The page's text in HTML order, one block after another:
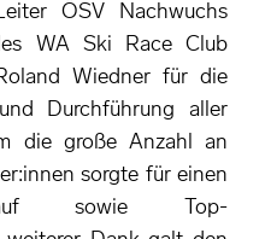
ÖSV Nachwuchs
WA Ski Race Club
Wiedner für die
Durchführung aller
die große Anzahl an
sorgte für einen
sowie Top-